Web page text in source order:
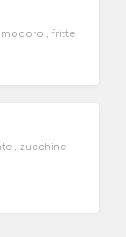
, fritte
, zucchine